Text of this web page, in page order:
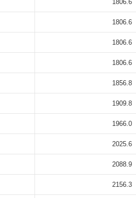
1806.6
1806.6
1806.6
1806.6
1856.8
1909.8
1966.0
2025.6
2088.9
2156.3